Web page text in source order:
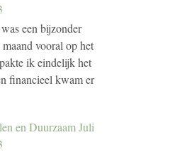
een bijzonder
vooral op het
ik eindelijk het
financieel kwam er
en Duurzaam Juli